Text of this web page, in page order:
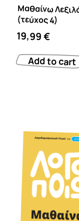
Μαθαίνω
(τεύχος 4)
19,99€
Add to cart